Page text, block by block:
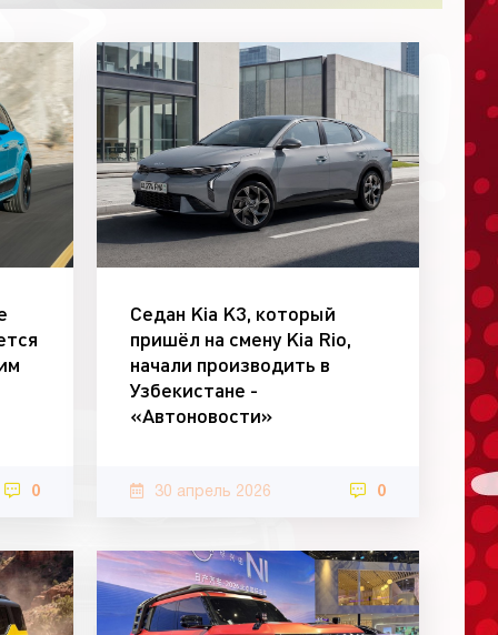
0
Седан Kia K3, который
пришёл на смену Kia Rio,
начали производить в
Узбекистане -
«Автоновости»
30 апрель 2026 0